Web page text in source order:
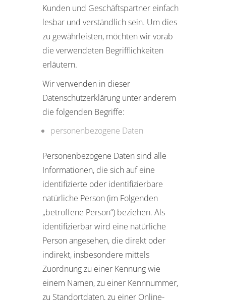
Kunden und Geschäftspartner einfach
lesbar und verständlich sein. Um dies
zu gewährleisten, möchten wir vorab
die verwendeten Begrifflichkeiten
erläutern.
Wir verwenden in dieser
Datenschutzerklärung unter anderem
die folgenden Begriffe:
personenbezogene Daten
Personenbezogene Daten sind alle
Informationen, die sich auf eine
identifizierte oder identifizierbare
natürliche Person (im Folgenden
„betroffene Person“) beziehen. Als
identifizierbar wird eine natürliche
Person angesehen, die direkt oder
indirekt, insbesondere mittels
Zuordnung zu einer Kennung wie
einem Namen, zu einer Kennnummer,
zu Standortdaten, zu einer Online-